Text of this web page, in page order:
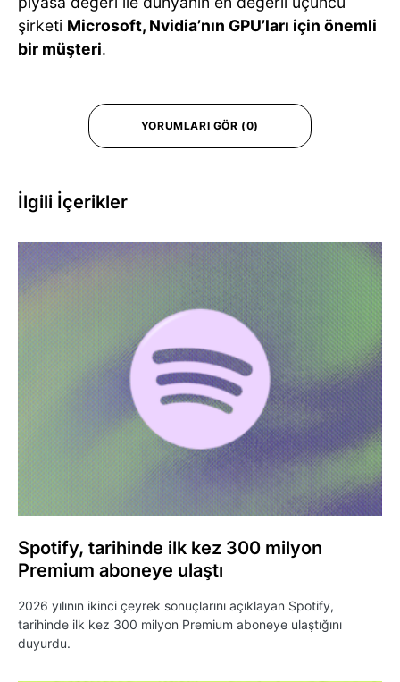
şirketi Microsoft, Nvidia’nın GPU’ları için önemli
bir müşteri.
YORUMLARI GÖR (0)
İlgili İçerikler
Spotify, tarihinde ilk kez 300 milyon
Premium aboneye ulaştı
2026 yılının ikinci çeyrek sonuçlarını açıklayan Spotify,
tarihinde ilk kez 300 milyon Premium aboneye ulaştığını
duyurdu.